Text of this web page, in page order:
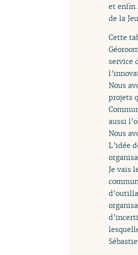
et enfin
de la
Cette
service
Nous
projets
aussi
Nous
L’idée
Je vais